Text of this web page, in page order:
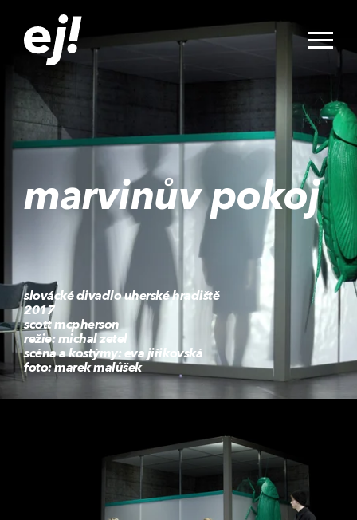
marvinův pokoj
slovácké divadlo uherské hradiště
2017
scott mcpherson
režie: michal zetel
scéna a kostýmy: eva jiřikovská
foto: marek malůšek